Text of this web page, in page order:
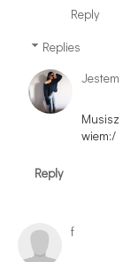
Reply
Replies
Musisz
wiem:/
Reply
f